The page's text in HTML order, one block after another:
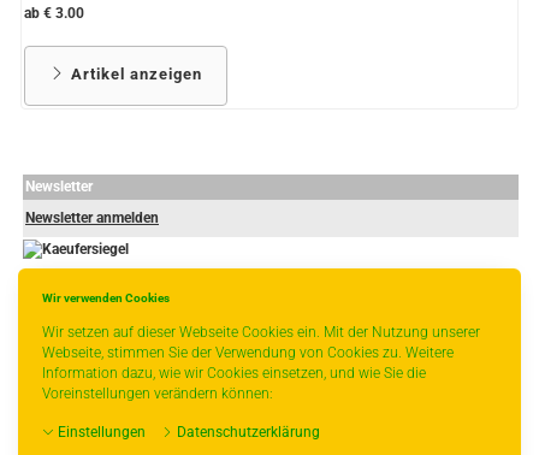
Wir verwenden Cookies
Wir setzen auf dieser Webseite Cookies ein. Mit der Nutzung unserer
Webseite, stimmen Sie der Verwendung von Cookies zu. Weitere
Information dazu, wie wir Cookies einsetzen, und wie Sie die
Voreinstellungen verändern können:
Einstellungen Datenschutzerklärung
ab € 3.00
Artikel anzeigen
Newsletter
Newsletter anmelden
- ----------------
* gilt für Lieferungen innerhalb Deutschlands, Lieferzeiten für andere Länder
entnehmen Sie bitte der Schaltfläche mit den Versandinformationen.